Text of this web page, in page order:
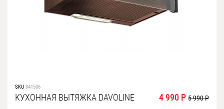
SKU 841506
КУХОННАЯ ВЫТЯЖКА DAVOLINE 4 990 Р 5 990 Р